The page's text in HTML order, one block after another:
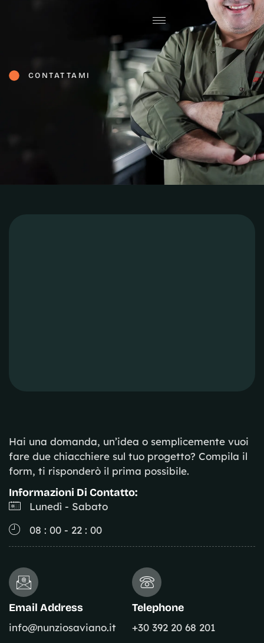
CONTATTAMI
Hai una domanda, un’idea o semplicemente vuoi
fare due chiacchiere sul tuo progetto? Compila il
form, ti risponderò il prima possibile.
Informazioni Di Contatto:
Lunedì - Sabato
08 : 00 - 22 : 00
Email Address
info@nunziosaviano.it
Telephone
+30 392 20 68 201